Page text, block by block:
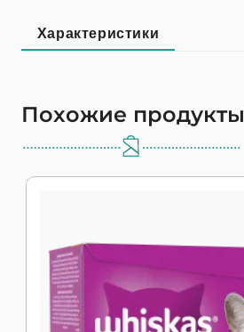
Характеристики
Похожие продукты